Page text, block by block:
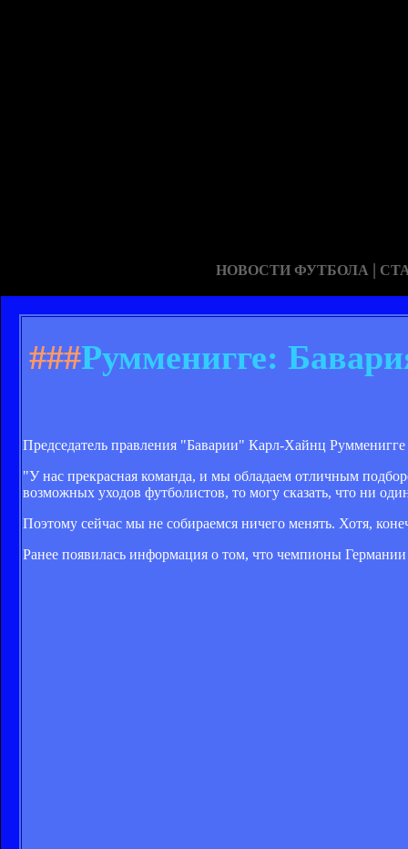
НОВОСТИ ФУТБОЛА |
###Румменигге:
Председатель правления "Баварии" Карл-Хайнц Румменигге
"У нас прекрасная команда, и мы обладаем отличным
возможных уходов футболистов, то могу сказать, что ни
Поэтому сейчас мы не собираемся ничего менять. Хотя,
Ранее появилась информация о том, что чемпионы